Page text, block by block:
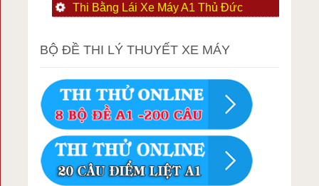
Thi Bằng Lái Xe Máy A1 Thủ Đức
BỘ ĐỀ THI LÝ THUYẾT XE MÁY